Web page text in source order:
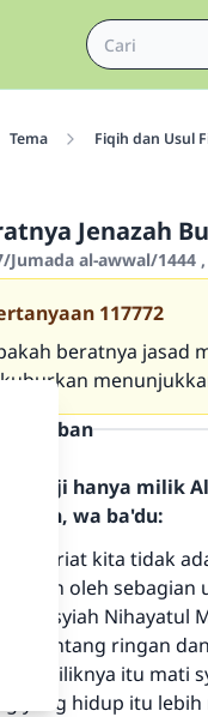
Tema Fiqih dan Usul
Jenazah
Jumada al-awwal/1444
117772
beratnya jasad
Jawaban
puji hanya milik
wa ba'du:
syariat kita tidak
oleh
‘Hasyiah
tentang ringan
pemiliknya itu mati
yang hidup itu